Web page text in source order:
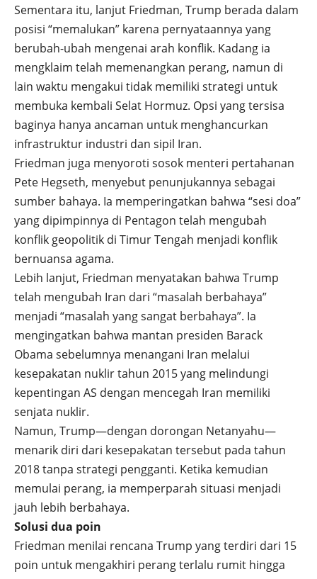
Sementara itu, lanjut Friedman, Trump berada dalam
posisi “memalukan” karena pernyataannya yang
berubah-ubah mengenai arah konflik. Kadang ia
mengklaim telah memenangkan perang, namun di
lain waktu mengakui tidak memiliki strategi untuk
membuka kembali Selat Hormuz. Opsi yang tersisa
baginya hanya ancaman untuk menghancurkan
infrastruktur industri dan sipil Iran.
Friedman juga menyoroti sosok menteri pertahanan
Pete Hegseth, menyebut penunjukannya sebagai
sumber bahaya. Ia memperingatkan bahwa “sesi doa”
yang dipimpinnya di Pentagon telah mengubah
konflik geopolitik di Timur Tengah menjadi konflik
bernuansa agama.
Lebih lanjut, Friedman menyatakan bahwa Trump
telah mengubah Iran dari “masalah berbahaya”
menjadi “masalah yang sangat berbahaya”. Ia
mengingatkan bahwa mantan presiden Barack
Obama sebelumnya menangani Iran melalui
kesepakatan nuklir tahun 2015 yang melindungi
kepentingan AS dengan mencegah Iran memiliki
senjata nuklir.
Namun, Trump—dengan dorongan Netanyahu—
menarik diri dari kesepakatan tersebut pada tahun
2018 tanpa strategi pengganti. Ketika kemudian
memulai perang, ia memperparah situasi menjadi
jauh lebih berbahaya.
Solusi dua poin
Friedman menilai rencana Trump yang terdiri dari 15
poin untuk mengakhiri perang terlalu rumit hingga